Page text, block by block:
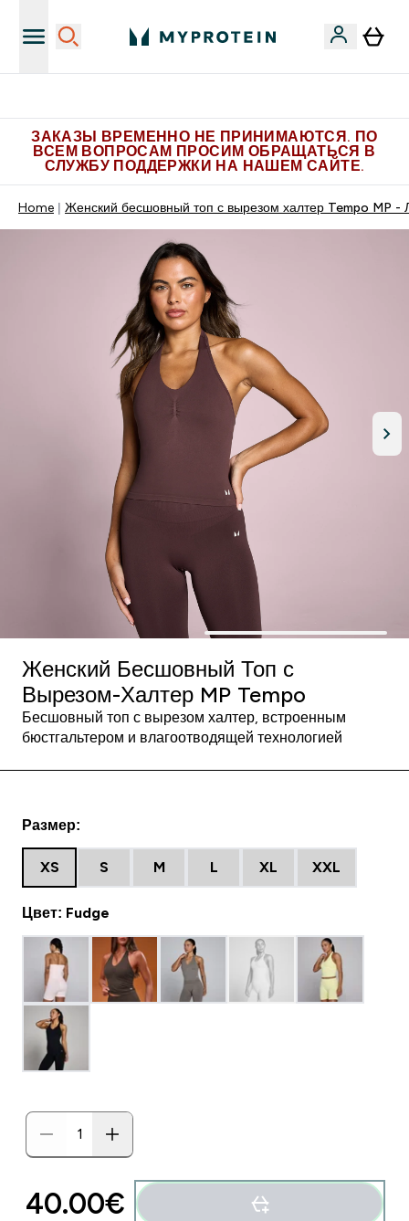
ЗАКАЗЫ ВРЕМЕННО НЕ ПРИНИМАЮТСЯ. ПО
ВСЕМ ВОПРОСАМ ПРОСИМ ОБРАЩАТЬСЯ В
СЛУЖБУ ПОДДЕРЖКИ НА НАШЕМ САЙТЕ.
Home Женский бесшовный топ с вырезом халтер Tempo MP -
Женский Бесшовный Топ с
Вырезом-Халтер MP Tempo
Бесшовный топ с вырезом халтер, встроенным
бюстгальтером и влагоотводящей технологией
Размер:
XS S M L XL XXL
Цвет: Fudge
40.00€‎